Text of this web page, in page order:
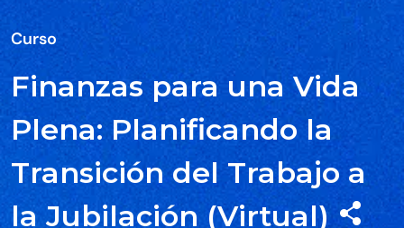
Curso
Finanzas para una Vida
Plena: Planificando la
Transición del Trabajo a
la Jubilación (Virtual)